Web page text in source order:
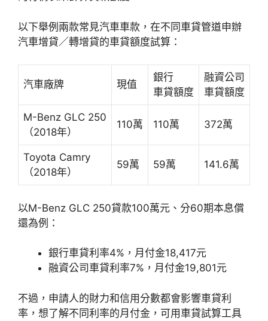
以下舉例兩款常見汽車車款，在不同車貸管道申辦
汽車增貸／轉增貸的車貸額度試算：
汽車廠牌 現值
銀行
車貸額度
融資公司
車貸額度
M-Benz GLC 250
（2018年）
110萬 110萬 372萬
Toyota Camry
（2018年）
59萬 59萬 141.6萬
以M-Benz GLC 250貸款100萬元、分60期本息償
還為例：
銀行車貸利率4%，月付金18,417元
融資公司車貸利率7%，月付金19,801元
不過，申請人的財力和信用分數都會影響車貸利
率，想了解不同利率的月付金，可用車貸試算工具